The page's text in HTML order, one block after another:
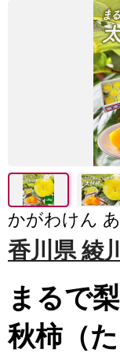
かがわけん
香川県 綾
まるで
秋柿（